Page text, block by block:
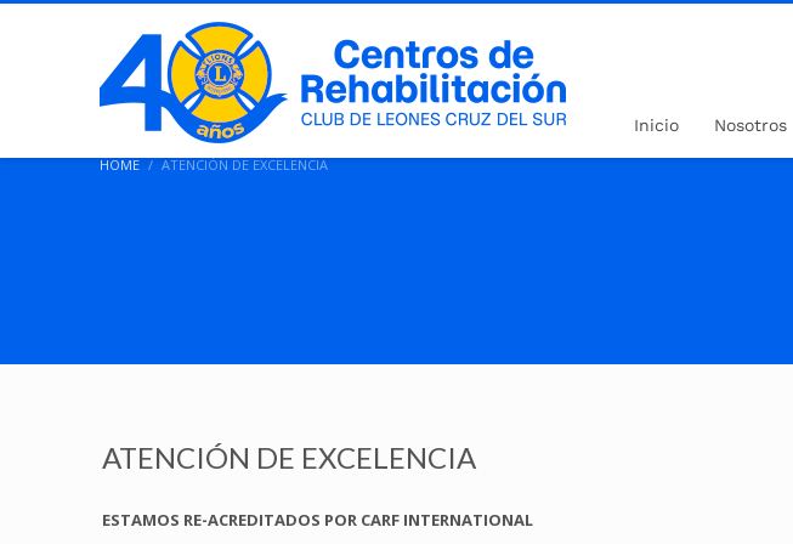
Inicio Nosotros
HOME ATENCIÓN DE EXCELENCIA
ATENCIÓN DE EXCELENCIA
ESTAMOS RE-ACREDITADOS POR CARF INTERNATIONAL